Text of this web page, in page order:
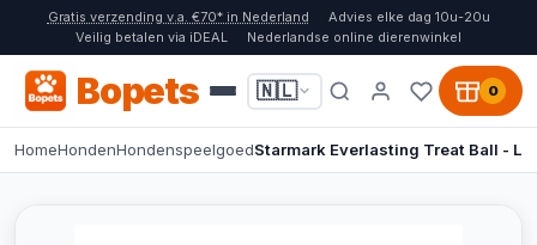
Gratis verzending v.a. €70* in Nederland
Advies elke dag 10u-20u
Veilig betalen via iDEAL
Nederlandse online dierenwinkel
Bopets 🇳🇱 0
HomeHondenHondenspeelgoedStarmark Everlasting Treat Ball - L